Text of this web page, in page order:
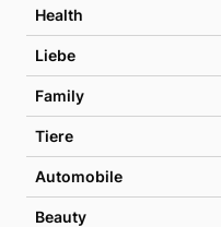
Health
Liebe
Family
Tiere
Automobile
Beauty